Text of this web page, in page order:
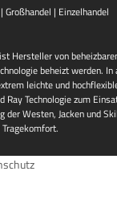
Großhandel | Einzelhandel
Hersteller von
beheizt werden.
leichte und
Ray Technologie zum
der Westen, Jacken und